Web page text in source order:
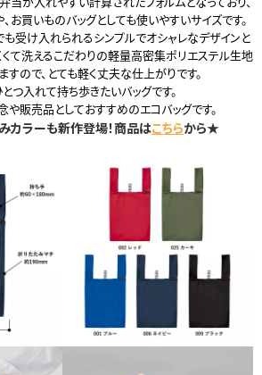
お買いものバッグとしても使いやすいサイズです。
受け入れられるシンプルでオシャレなデザインと
くて洗えるこだわりの軽量高密集ポリエステル生地
すので、とても軽く丈夫な仕上がりです。
つ入れて持ち歩きたいバッグです。
販売品としておすすめのエコバッグです。
カラーも新作登場！商品はこちらから★